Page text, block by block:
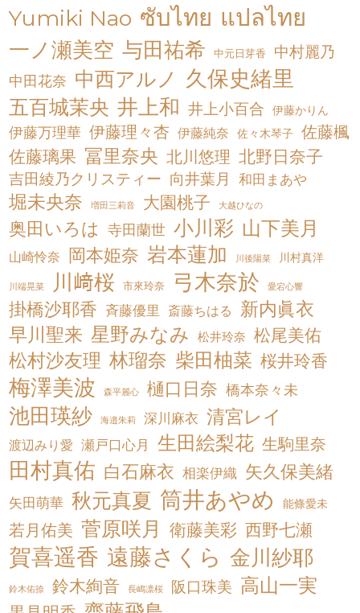
Yumiki Nao ซับไทย แปลไทย
一ノ瀬美空 与田祐希 中元日芽香 中村麗乃
中田花奈 中西アルノ 久保史緒里
五百城茉央 井上和 井上小百合 伊藤かりん
伊藤万理華 伊藤理々杏 伊藤純奈 佐々木琴子 佐藤楓
佐藤璃果 冨里奈央 北川悠理 北野日奈子
吉田綾乃クリスティー 向井葉月 和田まあや
堀未央奈 増田三莉音 大園桃子 大越ひなの
奥田いろは 寺田蘭世 小川彩 山下美月
山崎怜奈 岡本姫奈 岩本蓮加 川後陽菜 川村真洋
川端晃菜 川﨑桜 市來玲奈 弓木奈於 愛宕心響
掛橋沙耶香 斉藤優里 斎藤ちはる
新内眞衣
早川聖来 星野みなみ 松井玲奈 松尾美佑
松村沙友理 林瑠奈 柴田柚菜 桜井玲香
梅澤美波 森平麗心 樋口日奈 橋本奈々未
池田瑛紗 海邉朱莉 深川麻衣 清宮レイ
渡辺みり愛 瀬戸口心月 生田絵梨花 生駒里奈
田村真佑 白石麻衣 相楽伊織 矢久保美緒
矢田萌華 秋元真夏 筒井あやめ 能條愛未
若月佑美 菅原咲月 衛藤美彩 西野七瀬
賀喜遥香 遠藤さくら 金川紗耶
鈴木佑捺 鈴木絢音 長嶋凛桜 阪口珠美 高山一実